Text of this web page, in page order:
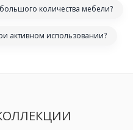
количества мебели?
активном использовании?